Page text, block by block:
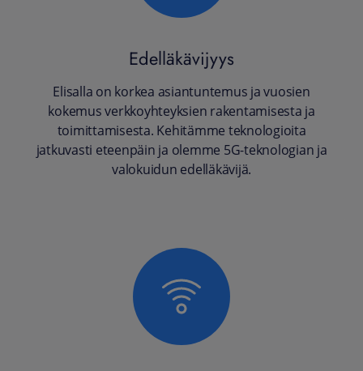
Edelläkävijyys
Elisalla on korkea asiantuntemus ja vuosien
kokemus verkkoyhteyksien rakentamisesta ja
toimittamisesta. Kehitämme teknologioita
jatkuvasti eteenpäin ja olemme 5G-teknologian ja
valokuidun edelläkävijä.